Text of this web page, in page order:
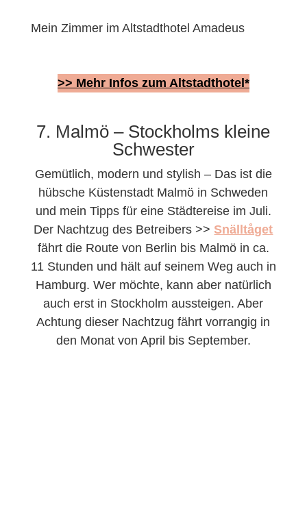
Mein Zimmer im Altstadthotel Amadeus
>> Mehr Infos zum Altstadthotel*
7. Malmö – Stockholms kleine
Schwester
Gemütlich, modern und stylish – Das ist die
hübsche Küstenstadt Malmö in Schweden
und mein Tipps für eine Städtereise im Juli.
Der Nachtzug des Betreibers >>Snälltåget
fährt die Route von Berlin bis Malmö in ca.
11 Stunden und hält auf seinem Weg auch in
Hamburg. Wer möchte, kann aber natürlich
auch erst in Stockholm aussteigen. Aber
Achtung dieser Nachtzug fährt vorrangig in
den Monat von April bis September.